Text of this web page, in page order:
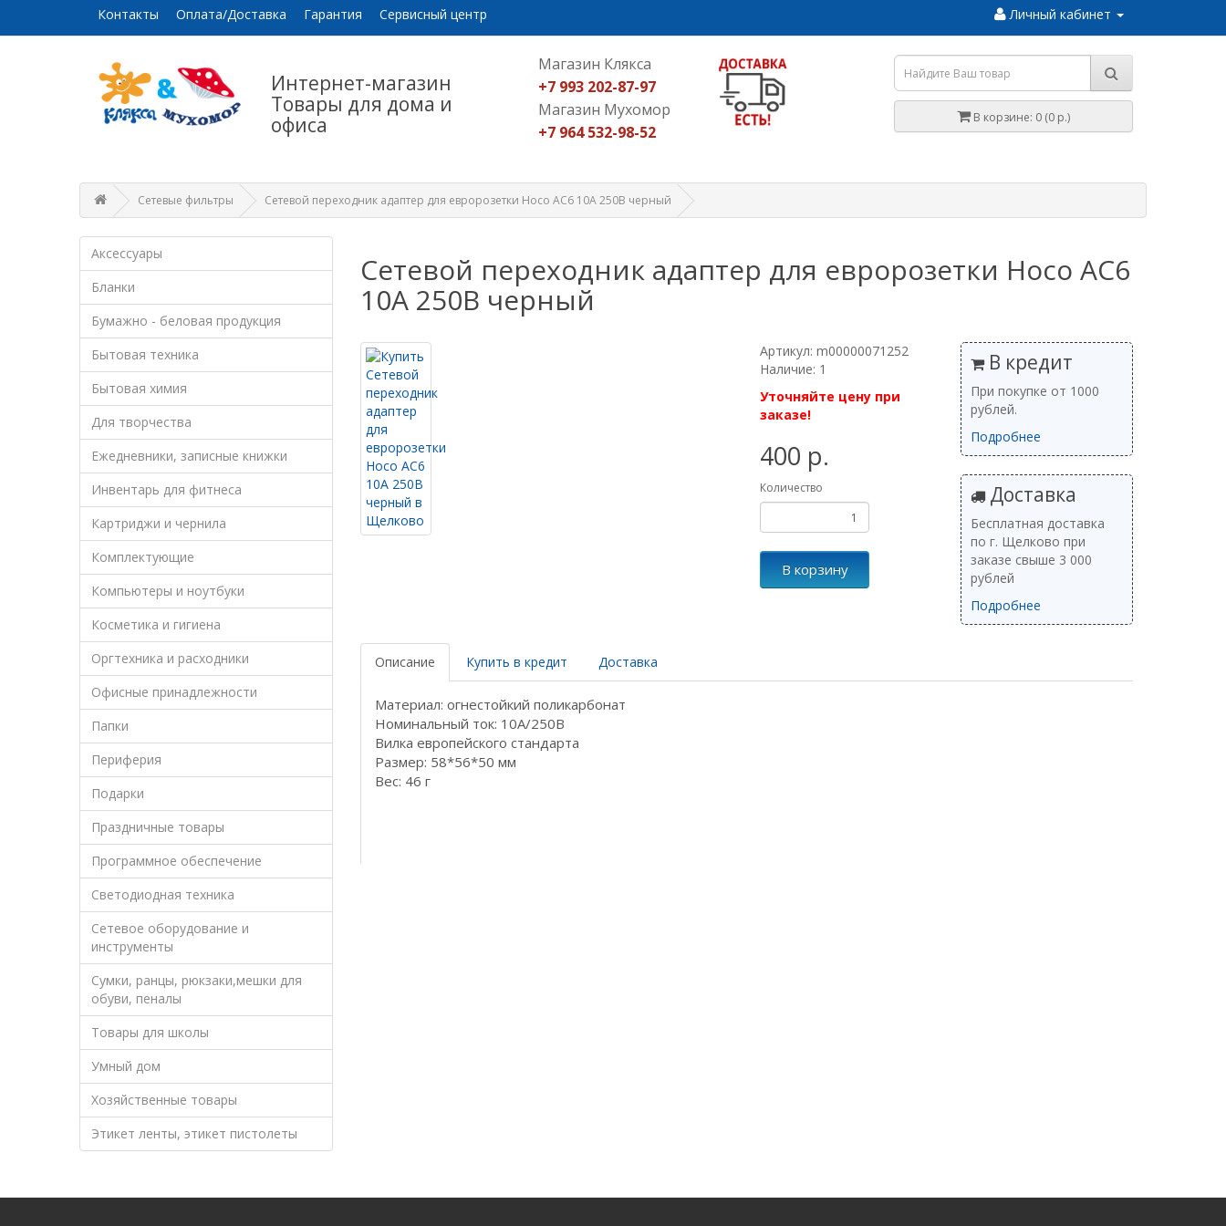
Контакты Оплата/Доставка Гарантия Сервисный центр Личный кабинет
Интернет-магазин
Товары для дома и
офиса
Магазин Клякса
+7 993 202-87-97
Магазин Мухомор
+7 964 532-98-52
В корзине: 0 (0 р.)
Сетевые фильтры Сетевой переходник адаптер для евророзетки Hoco AC6 10А 250В черный
Аксессуары
Бланки
Бумажно - беловая продукция
Бытовая техника
Бытовая химия
Для творчества
Ежедневники, записные книжки
Инвентарь для фитнеса
Картриджи и чернила
Комплектующие
Компьютеры и ноутбуки
Косметика и гигиена
Оргтехника и расходники
Офисные принадлежности
Папки
Периферия
Подарки
Праздничные товары
Программное обеспечение
Светодиодная техника
Сетевое оборудование и
инструменты
Сумки, ранцы, рюкзаки,мешки для
обуви, пеналы
Товары для школы
Умный дом
Хозяйственные товары
Этикет ленты, этикет пистолеты
Сетевой переходник адаптер для евророзетки Hoco AC6
10А 250В черный
Артикул: m00000071252
Наличие: 1
Уточняйте цену при
заказе!
400 р.
Количество
В корзину
В кредит
При покупке от 1000
рублей.
Подробнее
Доставка
Бесплатная доставка
по г. Щелково при
заказе свыше 3 000
рублей
Подробнее
Описание Купить в кредит Доставка
Материал: огнестойкий поликарбонат
Номинальный ток: 10А/250В
Вилка европейского стандарта
Размер: 58*56*50 мм
Вес: 46 г